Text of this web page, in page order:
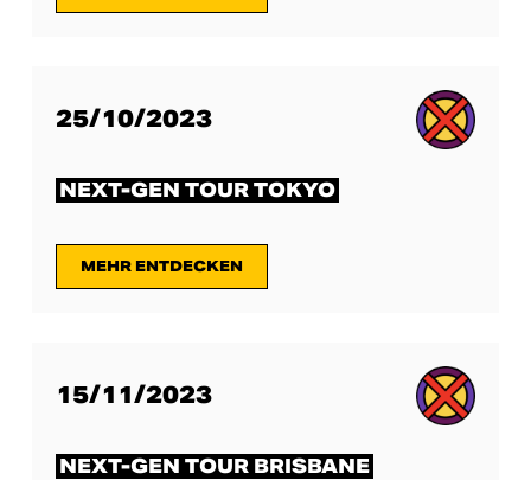
25/10/2023
NEXT-GEN TOUR TOKYO
MEHR ENTDECKEN
15/11/2023
NEXT-GEN TOUR BRISBANE